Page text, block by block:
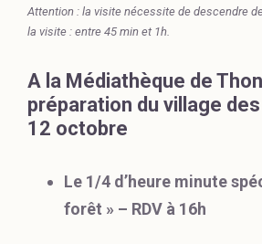
Attention : la visite nécessite de descendre
la visite : entre 45 min et 1h.
A la Médiathèque de
préparation du village
12 octobre
Le 1/4 d’heure minute
forêt » – RDV à 16h